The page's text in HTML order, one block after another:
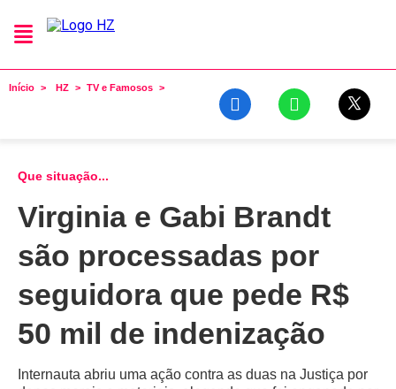
Início HZ TV e Famosos
Que situação...
Virginia e Gabi Brandt
são processadas por
seguidora que pede R$
50 mil de indenização
Internauta abriu uma ação contra as duas na Justiça por